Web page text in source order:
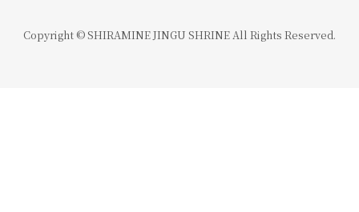
Copyright © SHIRAMINE JINGU SHRINE All Rights Reserved.